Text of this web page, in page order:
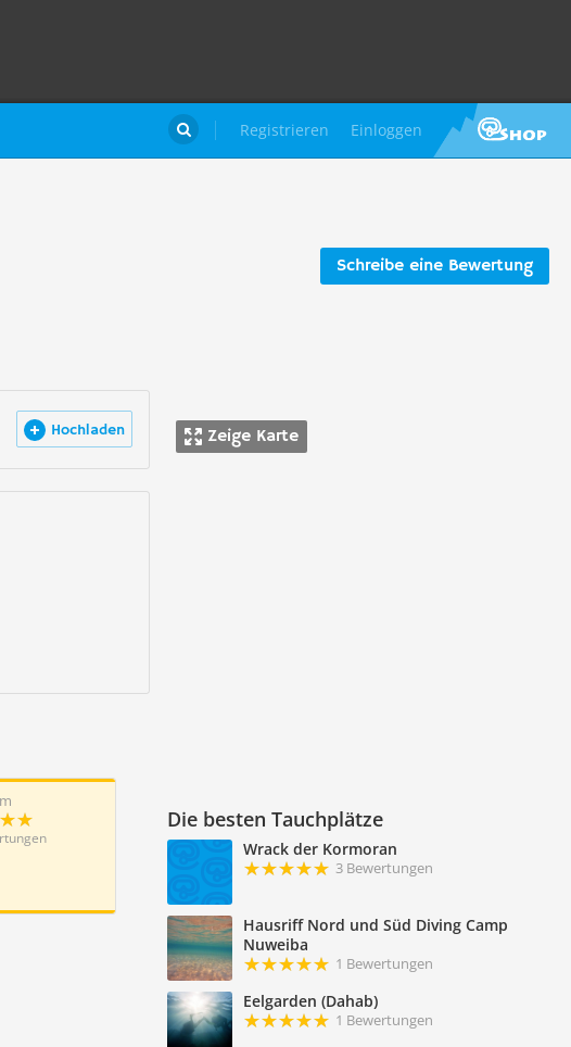
Registrieren Einloggen

Schreibe eine Bewertung
Zeige Karte
Die besten Tauchplätze
Wrack der Kormoran
3 Bewertungen
Hausriff Nord und Süd Diving Camp
Nuweiba
1 Bewertungen
Eelgarden (Dahab)
1 Bewertungen
Hochladen